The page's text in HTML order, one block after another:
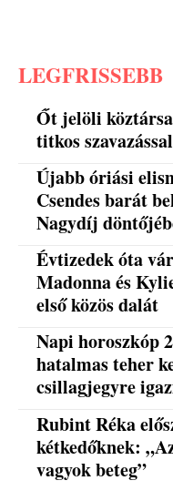
LEGFRISSEBB
Őt jelöli
titkos
Újabb óriási
Csendes barát
Nagydíj
Évtizedek óta
Madonna és
első közös dalát
Napi horoszkóp
hatalmas teher
csillagjegyre
Rubint Réka
kétkedőknek:
vagyok beteg”